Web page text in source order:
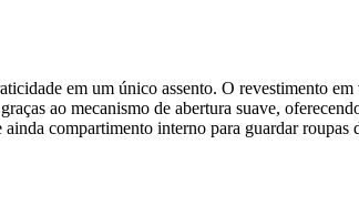
em um único assento. O revestimento
ao mecanismo de abertura suave,
ainda compartimento interno para guardar